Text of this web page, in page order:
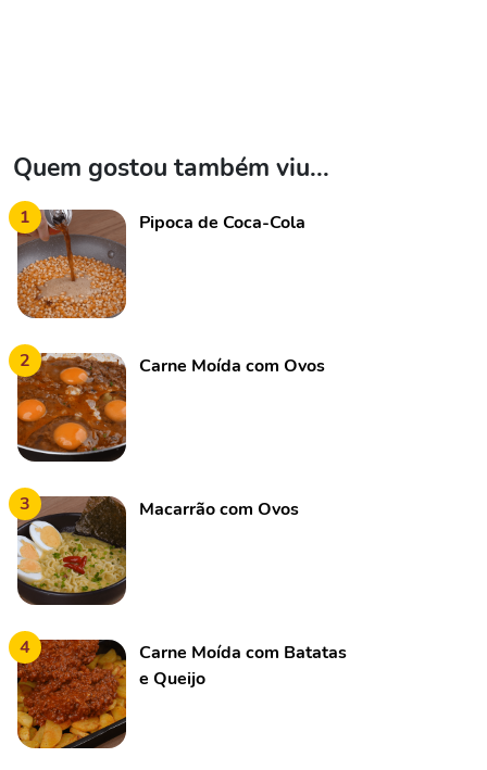
Quem gostou também viu...
1 Pipoca de Coca-Cola
2 Carne Moída com Ovos
3 Macarrão com Ovos
4
Carne Moída com Batatas
e Queijo